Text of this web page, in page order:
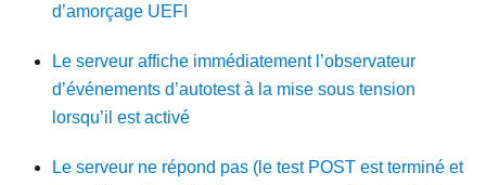
d’amorçage UEFI
Le serveur affiche immédiatement l’observateur
d’événements d’autotest à la mise sous tension
lorsqu’il est activé
Le serveur ne répond pas (le test POST est terminé et